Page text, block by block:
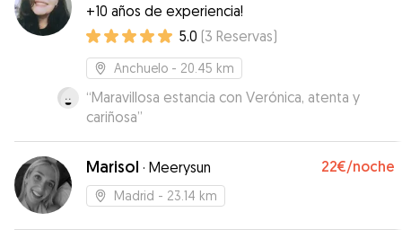
+10 años de experiencia!
5.0 (3 Reservas)
Anchuelo - 20.45 km
“Maravillosa estancia con Verónica, atenta y
cariñosa”
Marisol · Meerysun 22€/noche
Madrid - 23.14 km